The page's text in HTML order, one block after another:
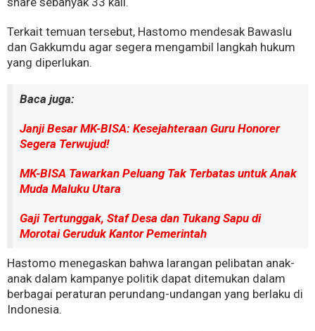
Terkait temuan tersebut, Hastomo mendesak Bawaslu
dan Gakkumdu agar segera mengambil langkah hukum
yang diperlukan.
Baca juga:
Janji Besar MK-BISA: Kesejahteraan Guru Honorer
Segera Terwujud!
MK-BISA Tawarkan Peluang Tak Terbatas untuk Anak
Muda Maluku Utara
Gaji Tertunggak, Staf Desa dan Tukang Sapu di
Morotai Geruduk Kantor Pemerintah
Hastomo menegaskan bahwa larangan pelibatan anak-
anak dalam kampanye politik dapat ditemukan dalam
berbagai peraturan perundang-undangan yang berlaku di
Indonesia.